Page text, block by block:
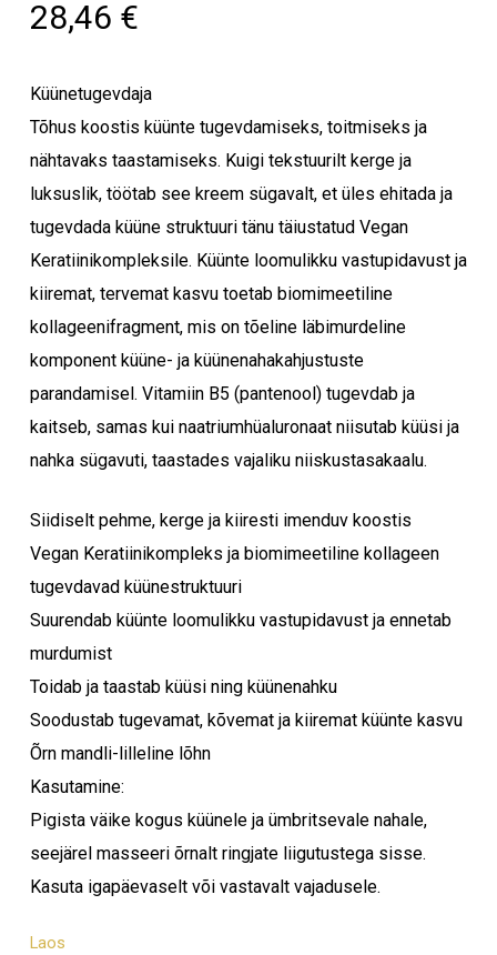
28,46 €
Küünetugevdaja
Tõhus koostis küünte tugevdamiseks, toitmiseks ja
nähtavaks taastamiseks. Kuigi tekstuurilt kerge ja
luksuslik, töötab see kreem sügavalt, et üles ehitada ja
tugevdada küüne struktuuri tänu täiustatud Vegan
Keratiinikompleksile. Küünte loomulikku vastupidavust ja
kiiremat, tervemat kasvu toetab biomimeetiline
kollageenifragment, mis on tõeline läbimurdeline
komponent küüne- ja küünenahakahjustuste
parandamisel. Vitamiin B5 (pantenool) tugevdab ja
kaitseb, samas kui naatriumhüaluronaat niisutab küüsi ja
nahka sügavuti, taastades vajaliku niiskustasakaalu.
Siidiselt pehme, kerge ja kiiresti imenduv koostis
Vegan Keratiinikompleks ja biomimeetiline kollageen
tugevdavad küünestruktuuri
Suurendab küünte loomulikku vastupidavust ja ennetab
murdumist
Toidab ja taastab küüsi ning küünenahku
Soodustab tugevamat, kõvemat ja kiiremat küünte kasvu
Õrn mandli-lilleline lõhn
Kasutamine:
Pigista väike kogus küünele ja ümbritsevale nahale,
seejärel masseeri õrnalt ringjate liigutustega sisse.
Kasuta igapäevaselt või vastavalt vajadusele.
Laos